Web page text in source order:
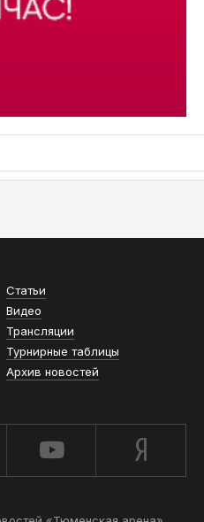
Статьи
Видео
Трансляции
Турнирные таблицы
Архив новостей